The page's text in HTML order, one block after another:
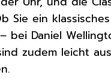
Sie ein
bei Daniel
zudem leicht